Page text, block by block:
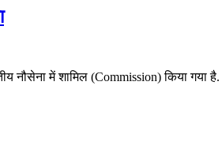
में शामिल (Commission) किया गया